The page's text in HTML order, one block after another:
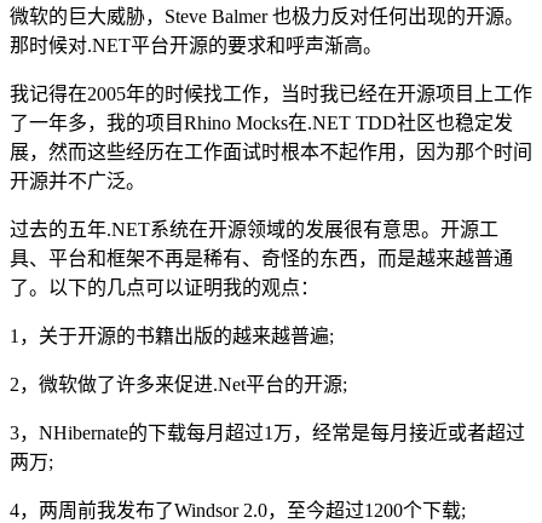
微软的巨大威胁，Steve Balmer 也极力反对任何出现的开源。
那时候对.NET平台开源的要求和呼声渐高。
我记得在2005年的时候找工作，当时我已经在开源项目上工作
了一年多，我的项目Rhino Mocks在.NET TDD社区也稳定发
展，然而这些经历在工作面试时根本不起作用，因为那个时间
开源并不广泛。
过去的五年.NET系统在开源领域的发展很有意思。开源工
具、平台和框架不再是稀有、奇怪的东西，而是越来越普通
了。以下的几点可以证明我的观点：
1，关于开源的书籍出版的越来越普遍;
2，微软做了许多来促进.Net平台的开源;
3，NHibernate的下载每月超过1万，经常是每月接近或者超过
两万;
4，两周前我发布了Windsor 2.0，至今超过1200个下载;